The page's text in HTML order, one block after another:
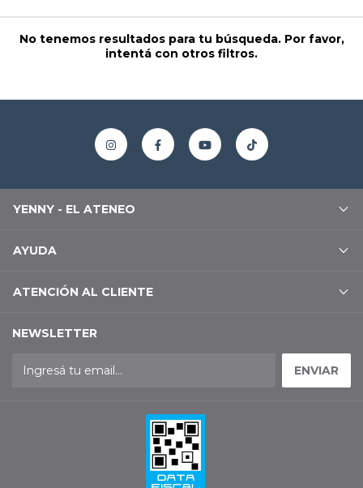
No tenemos resultados para tu búsqueda. Por favor,
intentá con otros filtros.
YENNY - EL ATENEO
AYUDA
ATENCIÓN AL CLIENTE
NEWSLETTER